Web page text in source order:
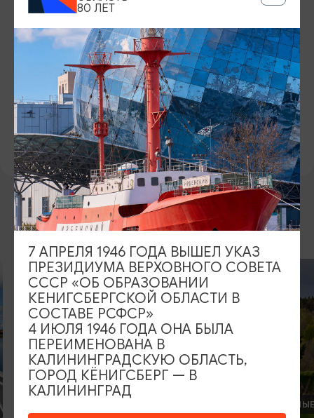
КОНТАКТЫ
+7 (40150) 4-12-51
Официальный сайт
ПРЕДЛОЖИТЬ ИНФОРМАЦИЮ
ДРУГИЕ МЕСТА
80 ЛЕТ
7 АПРЕЛЯ 1946 ГОДА ВЫШЕЛ УКАЗ
ПРЕЗИДИУМА ВЕРХОВНОГО СОВЕТА
СССР «ОБ ОБРАЗОВАНИИ
КЕНИГСБЕРГСКОЙ ОБЛАСТИ В
СОСТАВЕ РСФСР»
4 ИЮЛЯ 1946 ГОДА ОНА БЫЛА
ПЕРЕИМЕНОВАНА В
КАЛИНИНГРАДСКУЮ ОБЛАСТЬ,
ГОРОД КЁНИГСБЕРГ — В
КАЛИНИНГРАД